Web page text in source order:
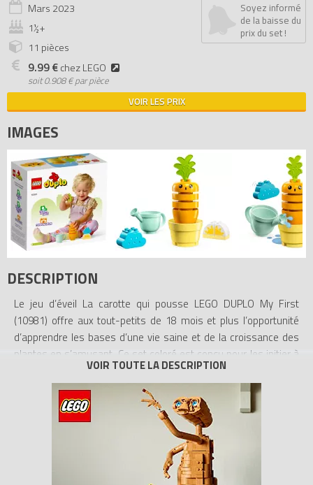
Mars 2023
1½+
11 pièces
9.99 €chez LEGO
soit0.908 € par pièce
Soyez informé
de la baisse du
prix du set !
VOIR LES PRIX
IMAGES
DESCRIPTION
Le jeu d’éveil La carotte qui pousse LEGO DUPLO My First
(10981) offre aux tout-petits de 18 mois et plus l’opportunité
d’apprendre les bases d’une vie saine et de la croissance des
plantes en s’amusant. Ce set coloré est conçu pour les initier à
la vie en autonomie en leur apprenant à prendre soin de la
carotte et à empiler les briques pour la faire pousser. Laissez les
enfants d’âge préscolaire faire la pluie et le beau temps avec les
briques « soleil » et « pluie », pour donner à la plante ce dont elle
a besoin pour croître. Si nécessaire, ils peuvent également lui
donner à boire avec l’arrosoir. À en juger par l’expression de
surprise sur le visage de la carotte, l’eau doit être froide !